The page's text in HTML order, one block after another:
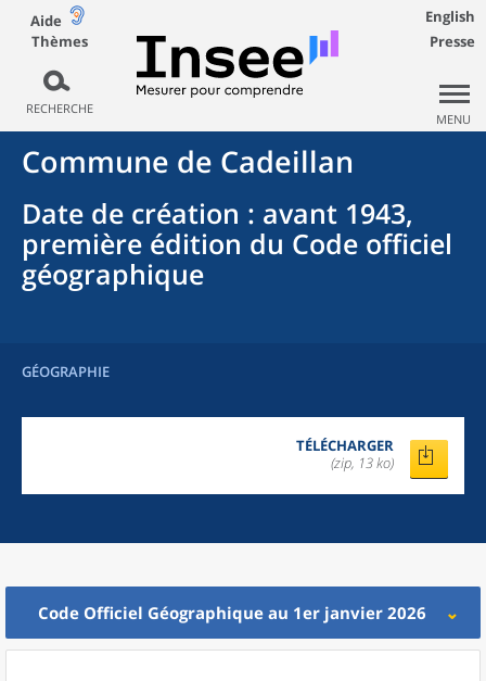
Aide
Thèmes
RECHERCHE
English
Presse
MENU
Commune de Cadeillan
Date de création : avant 1943,
première édition du Code officiel
géographique
GÉOGRAPHIE
TÉLÉCHARGER
(zip, 13 ko)
Code Officiel Géographique au 1er janvier 2026